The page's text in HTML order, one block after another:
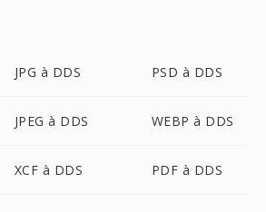
JPG à DDS PSD à DDS
JPEG à DDS WEBP à DDS
XCF à DDS PDF à DDS